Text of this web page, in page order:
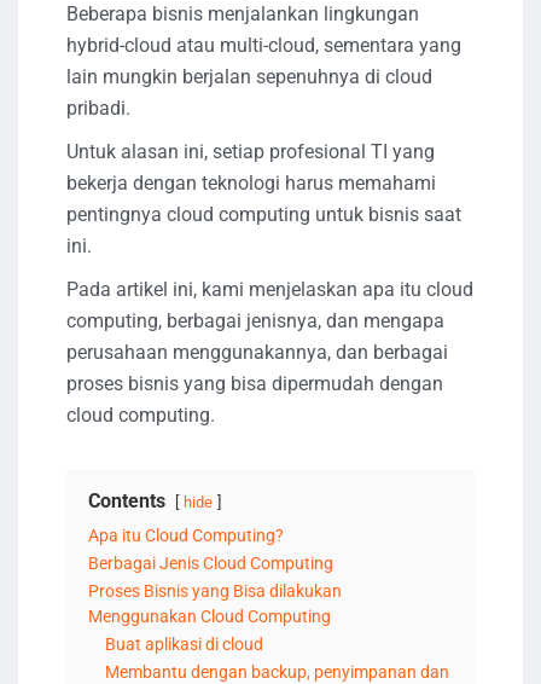
Beberapa bisnis menjalankan lingkungan
hybrid-cloud atau multi-cloud, sementara yang
lain mungkin berjalan sepenuhnya di cloud
pribadi.
Untuk alasan ini, setiap profesional TI yang
bekerja dengan teknologi harus memahami
pentingnya cloud computing untuk bisnis saat
ini.
Pada artikel ini, kami menjelaskan apa itu cloud
computing, berbagai jenisnya, dan mengapa
perusahaan menggunakannya, dan berbagai
proses bisnis yang bisa dipermudah dengan
cloud computing.
Contents hide
Apa itu Cloud Computing?
Berbagai Jenis Cloud Computing
Proses Bisnis yang Bisa dilakukan
Menggunakan Cloud Computing
Buat aplikasi di cloud
Membantu dengan backup, penyimpanan dan